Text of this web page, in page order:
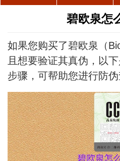
碧欧泉怎
如果您购买了碧欧泉（
且想要验证其真伪，以
步骤，可帮助您进行防伪